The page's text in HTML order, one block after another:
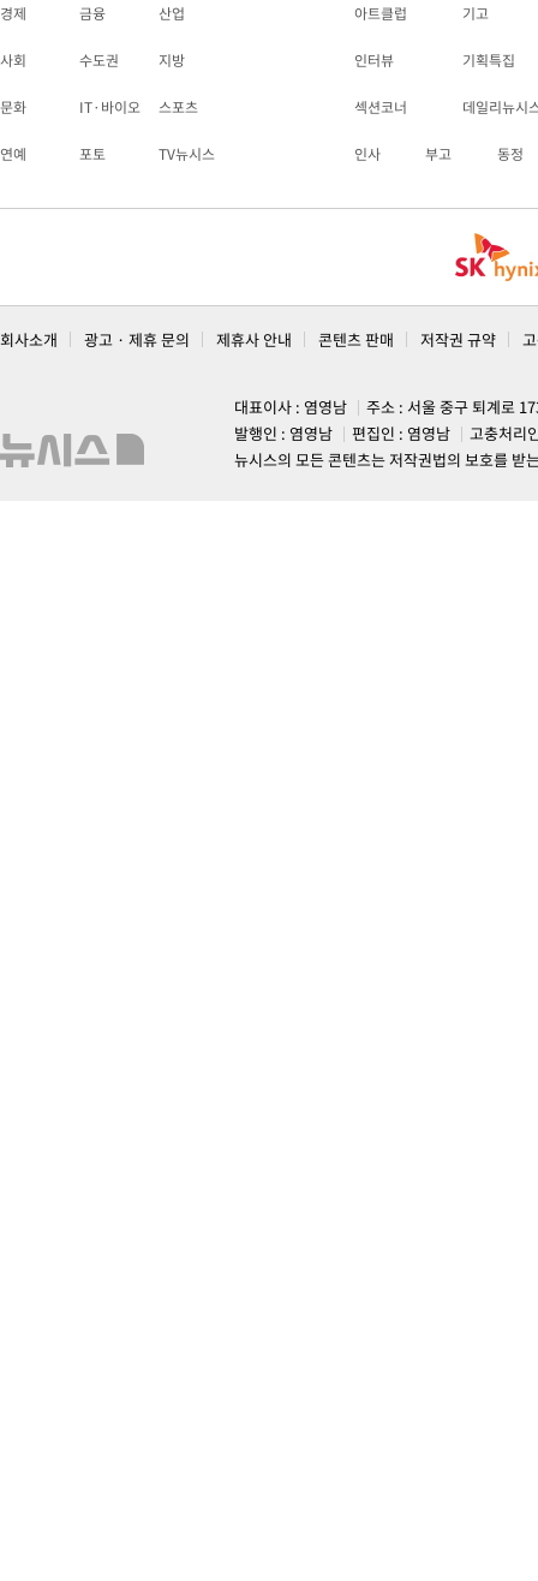
경제 금융 산업
사회 수도권 지방
문화 IT·바이오 스포츠
연예 포토 TV뉴시스
아트클럽 기고
인터뷰 기획특집
섹션코너 데일리뉴시
인사 부고 동정
회사소개 광고 · 제휴 문의 제휴사 안내 콘텐츠 판매 저작권 규약
대표이사 : 염영남
주소 : 서울 중구 퇴계로
발행인 : 염영남
편집인 : 염영남
고충처리
뉴시스의 모든 콘텐츠는 저작권법의 보호를